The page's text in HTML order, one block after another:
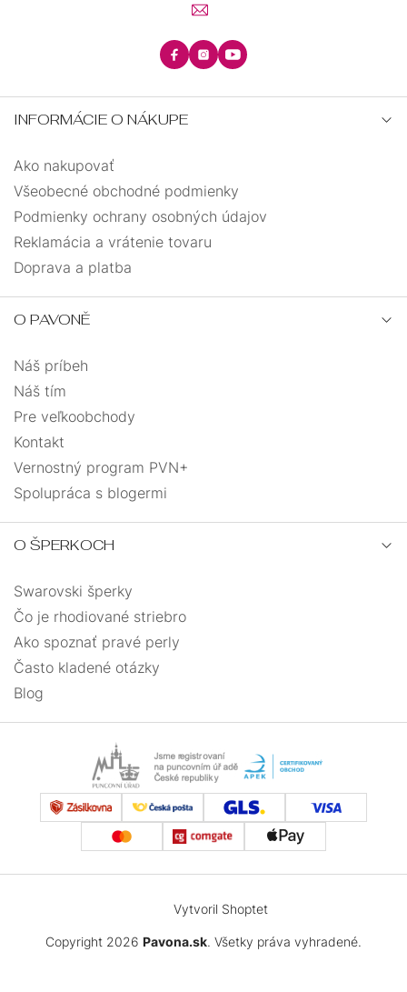
INFORMÁCIE O NÁKUPE
Ako nakupovať
Všeobecné obchodné podmienky
Podmienky ochrany osobných údajov
Reklamácia a vrátenie tovaru
Doprava a platba
O PAVONĚ
Náš príbeh
Náš tím
Pre veľkoobchody
Kontakt
Vernostný program PVN+
Spolupráca s blogermi
O ŠPERKOCH
Swarovski šperky
Čo je rhodiované striebro
Ako spoznať pravé perly
Často kladené otázky
Blog
Vytvoril Shoptet
Copyright 2026 Pavona.sk. Všetky práva vyhradené.